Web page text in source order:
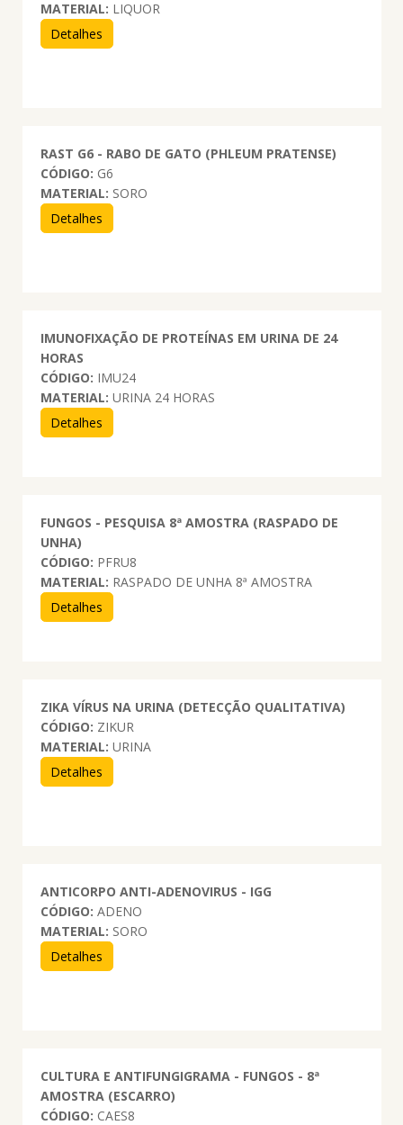
MATERIAL: LIQUOR
Detalhes
RAST G6 - RABO DE GATO (PHLEUM PRATENSE)
CÓDIGO: G6
MATERIAL: SORO
Detalhes
IMUNOFIXAÇÃO DE PROTEÍNAS EM URINA DE 24
HORAS
CÓDIGO: IMU24
MATERIAL: URINA 24 HORAS
Detalhes
FUNGOS - PESQUISA 8ª AMOSTRA (RASPADO DE
UNHA)
CÓDIGO: PFRU8
MATERIAL: RASPADO DE UNHA 8ª AMOSTRA
Detalhes
ZIKA VÍRUS NA URINA (DETECÇÃO QUALITATIVA)
CÓDIGO: ZIKUR
MATERIAL: URINA
Detalhes
ANTICORPO ANTI-ADENOVIRUS - IGG
CÓDIGO: ADENO
MATERIAL: SORO
Detalhes
CULTURA E ANTIFUNGIGRAMA - FUNGOS - 8ª
AMOSTRA (ESCARRO)
CÓDIGO: CAES8